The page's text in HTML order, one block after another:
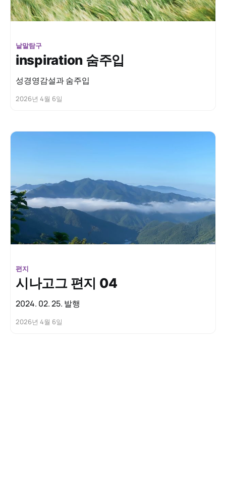
낱말탐구
inspiration 숨주입
성경영감설과 숨주입
2026년 4월 6일
편지
시나고그 편지 04
2024. 02. 25. 발행
2026년 4월 6일